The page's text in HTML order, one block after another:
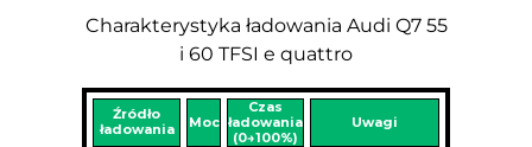
Charakterystyka ładowania Audi Q7 55
i 60 TFSI e quattro
Źródło
ładowania
Moc
Czas
ładowania
(0→100%)
Uwagi